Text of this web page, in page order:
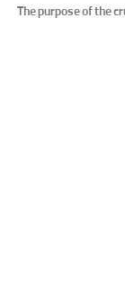
The purpose of the